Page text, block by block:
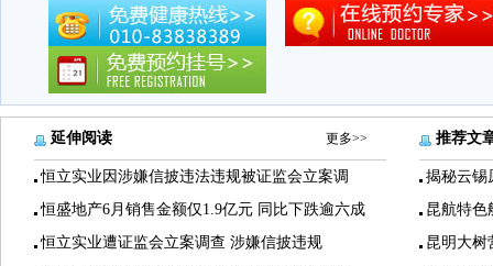
延伸阅读 更多>>
恒立实业因涉嫌信披违法违规被证监会立案调
恒盛地产6月销售金额仅1.9亿元 同比下跌逾六成
恒立实业遭证监会立案调查 涉嫌信披违规
推荐文
揭秘云锡
昆航特色
昆明大树